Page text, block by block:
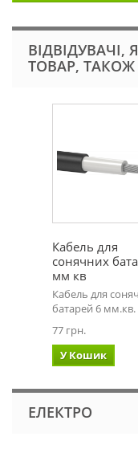
ТОВАР,
Кабель для
сонячних
мм кв
Кабель для
батарей 6 мм.кв.
77 грн.
У Кошик
ЕЛЕКТРО